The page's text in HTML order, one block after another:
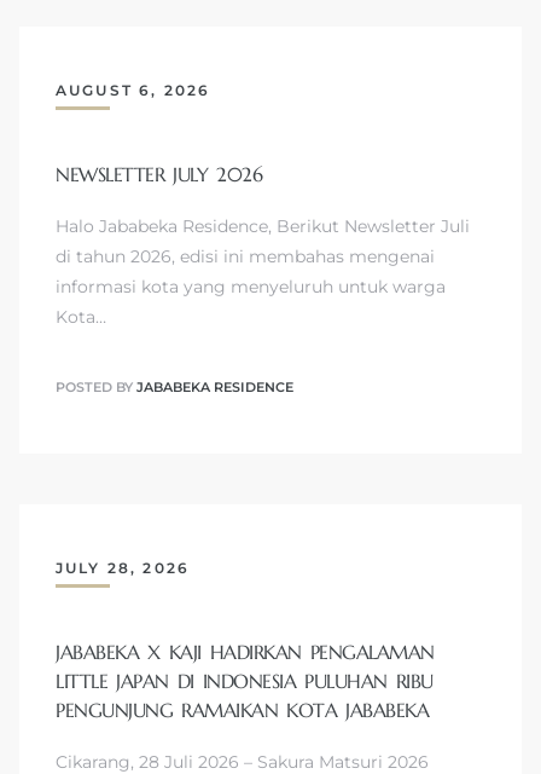
AUGUST 6, 2026
NEWSLETTER JULY 2026
Halo Jababeka Residence, Berikut Newsletter Juli
di tahun 2026, edisi ini membahas mengenai
informasi kota yang menyeluruh untuk warga
Kota…
POSTED BY JABABEKA RESIDENCE
JULY 28, 2026
JABABEKA X KAJI HADIRKAN PENGALAMAN
LITTLE JAPAN DI INDONESIA PULUHAN RIBU
PENGUNJUNG RAMAIKAN KOTA JABABEKA
Cikarang, 28 Juli 2026 – Sakura Matsuri 2026